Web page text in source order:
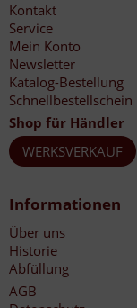
Kontakt
Service
Mein Konto
Newsletter
Katalog-Bestellung
Schnellbestellschein
Shop für Händler
WERKSVERKAUF
Informationen
Über uns
Historie
Abfüllung
AGB